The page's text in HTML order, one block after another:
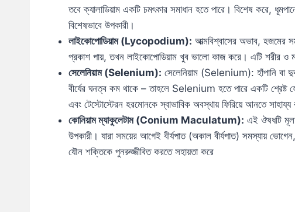
তবে ক্যালাডিয়াম একটি চমৎকার সমাধান হতে পারে। বিশেষ করে,
বিশেষভাবে উপকারী।
লাইকোপোডিয়াম (Lycopodium): আত্মবিশ্বাসের অভাব, হজমের
প্রকাশ পায়, তখন লাইকোপোডিয়াম খুব ভালো কাজ করে। এটি শরীর ও
সেলেনিয়াম (Selenium): সেলেনিয়াম (Selenium): হাঁপানি বা
বীর্যের ঘনত্ব কম থাকে – তাহলে Selenium হতে পারে একটি শ্রেষ্ট
এবং টেস্টোস্টেরন হরমোনকে স্বাভাবিক অবস্থায় ফিরিয়ে আনতে সাহায্য
কোনিয়াম ম্যাকুলেটাম (Conium Maculatum): এই ঔষধটি
উপকারী। যারা সময়ের আগেই বীর্যপাত (অকাল বীর্যপাত) সমস্যায়
যৌন শক্তিকে পুনরুজ্জীবিত করতে সহায়তা করে